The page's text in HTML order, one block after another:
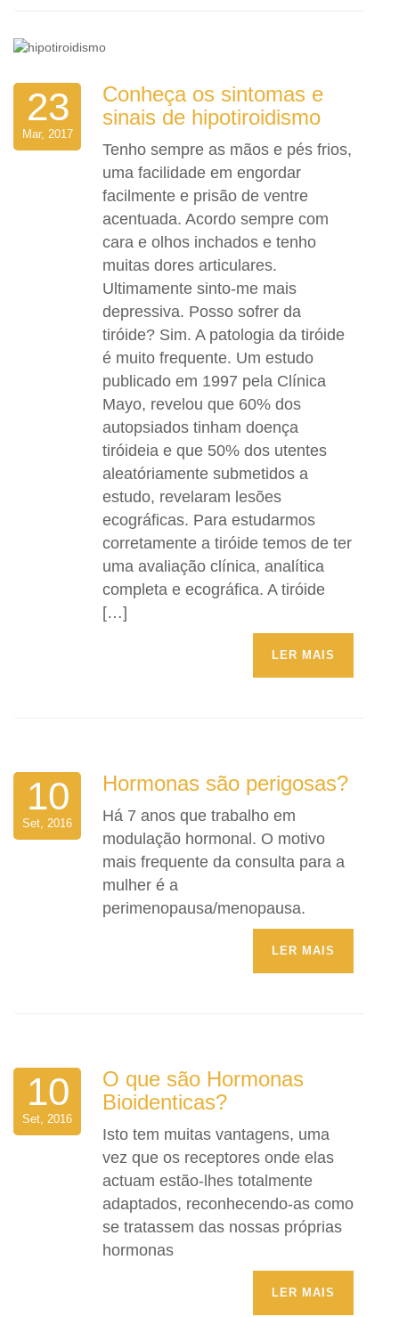
23
Mar, 2017
Conheça os sintomas e
sinais de hipotiroidismo
Tenho sempre as mãos e pés frios,
uma facilidade em engordar
facilmente e prisão de ventre
acentuada. Acordo sempre com
cara e olhos inchados e tenho
muitas dores articulares.
Ultimamente sinto-me mais
depressiva. Posso sofrer da
tiróide? Sim. A patologia da tiróide
é muito frequente. Um estudo
publicado em 1997 pela Clínica
Mayo, revelou que 60% dos
autopsiados tinham doença
tiróideia e que 50% dos utentes
aleatóriamente submetidos a
estudo, revelaram lesões
ecográficas. Para estudarmos
corretamente a tiróide temos de ter
uma avaliação clínica, analítica
completa e ecográfica. A tiróide
[…]
LER MAIS
10
Set, 2016
Hormonas são perigosas?
Há 7 anos que trabalho em
modulação hormonal. O motivo
mais frequente da consulta para a
mulher é a
perimenopausa/menopausa.
LER MAIS
10
Set, 2016
O que são Hormonas
Bioidenticas?
Isto tem muitas vantagens, uma
vez que os receptores onde elas
actuam estão-lhes totalmente
adaptados, reconhecendo-as como
se tratassem das nossas próprias
hormonas
LER MAIS